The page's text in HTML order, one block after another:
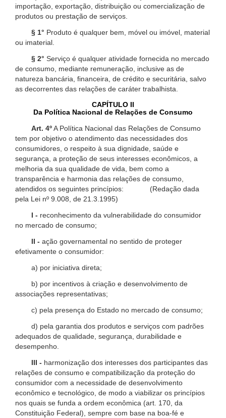
importação, exportação, distribuição ou comercialização de
produtos ou prestação de serviços.
§ 1° Produto é qualquer bem, móvel ou imóvel, material
ou imaterial.
§ 2° Serviço é qualquer atividade fornecida no mercado
de consumo, mediante remuneração, inclusive as de
natureza bancária, financeira, de crédito e securitária, salvo
as decorrentes das relações de caráter trabalhista.
CAPÍTULO II
Da Política Nacional de Relações de Consumo
Art. 4ºA Política Nacional das Relações de Consumo
tem por objetivo o atendimento das necessidades dos
consumidores, o respeito à sua dignidade, saúde e
segurança, a proteção de seus interesses econômicos, a
melhoria da sua qualidade de vida, bem como a
transparência e harmonia das relações de consumo,
atendidos os seguintes princípios: (Redação dada
pela Lei nº 9.008, de 21.3.1995)
I - reconhecimento da vulnerabilidade do consumidor
no mercado de consumo;
II - ação governamental no sentido de proteger
efetivamente o consumidor:
a) por iniciativa direta;
b) por incentivos à criação e desenvolvimento de
associações representativas;
c) pela presença do Estado no mercado de consumo;
d) pela garantia dos produtos e serviços com padrões
adequados de qualidade, segurança, durabilidade e
desempenho.
III - harmonização dos interesses dos participantes das
relações de consumo e compatibilização da proteção do
consumidor com a necessidade de desenvolvimento
econômico e tecnológico, de modo a viabilizar os princípios
nos quais se funda a ordem econômica (art. 170, da
Constituição Federal), sempre com base na boa-fé e